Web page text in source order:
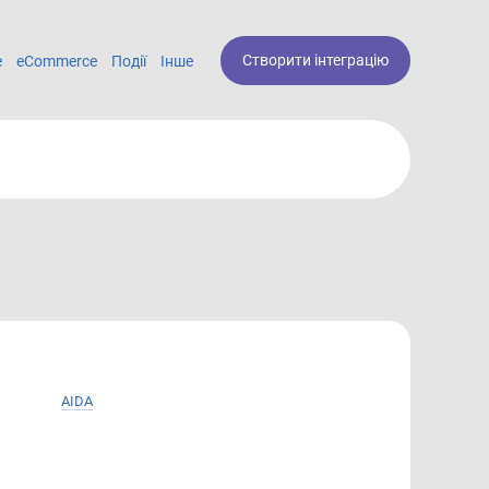
Створити інтеграцію
eCommerce Події Інше
AIDA